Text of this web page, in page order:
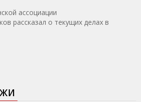
ассоциации
рассказал о текущих делах в